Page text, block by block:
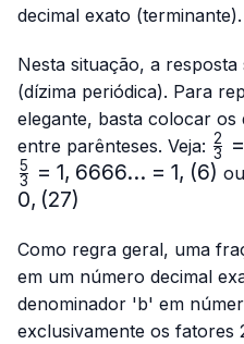
decimal exato (terminante).
Nesta situação, a
(dízima periódica). Para
elegante, basta colocar os
entre parênteses. Veja:
=
3
2 =
3
5 = 1, 6666... = 1, (6) ou
0, (27)
Como regra geral, uma
em um número decimal
denominador 'b' em
exclusivamente os fatores